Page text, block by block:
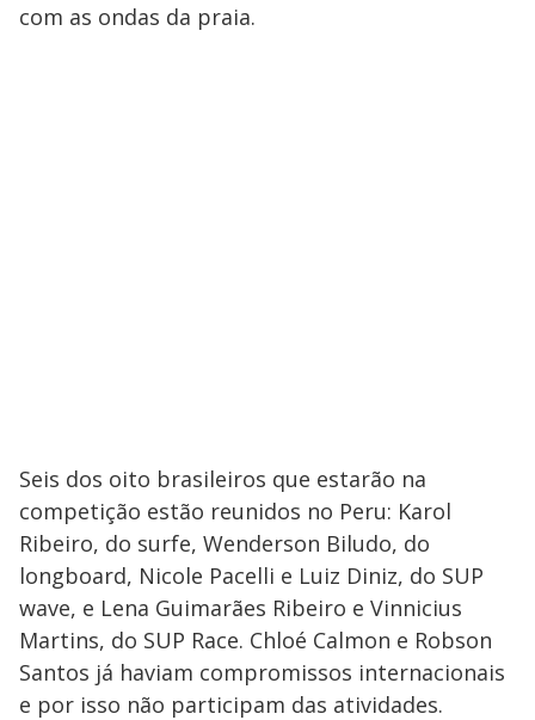
com as ondas da praia.
Seis dos oito brasileiros que estarão na
competição estão reunidos no Peru: Karol
Ribeiro, do surfe, Wenderson Biludo, do
longboard, Nicole Pacelli e Luiz Diniz, do SUP
wave, e Lena Guimarães Ribeiro e Vinnicius
Martins, do SUP Race. Chloé Calmon e Robson
Santos já haviam compromissos internacionais
e por isso não participam das atividades.